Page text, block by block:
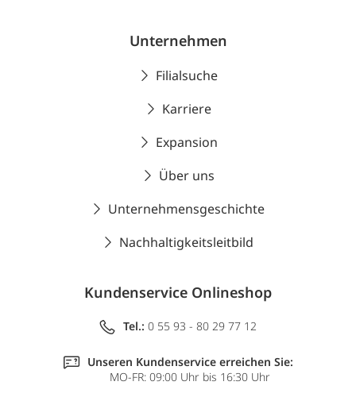
Unternehmen
Filialsuche
Karriere
Expansion
Über uns
Unternehmensgeschichte
Nachhaltigkeitsleitbild
Kundenservice Onlineshop
Tel.: 0 55 93 - 80 29 77 12
Unseren Kundenservice erreichen Sie:
MO-FR: 09:00 Uhr bis 16:30 Uhr